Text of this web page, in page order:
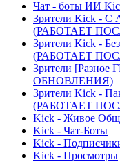
Чат - боты ИИ
Зрители Kick - С
(РАБОТАЕТ
Зрители Kick -
(РАБОТАЕТ
Зрители
ОБНОВЛЕНИЯ)
Зрители Kick -
(РАБОТАЕТ
Kick - Живое
Kick - Чат-Боты
Kick -
Kick - Просмотры